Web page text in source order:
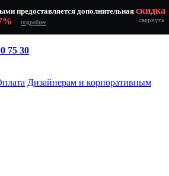
предоставляется дополнительная скидка
подробнее свернуть
75 30
Дизайнерам и корпоративным